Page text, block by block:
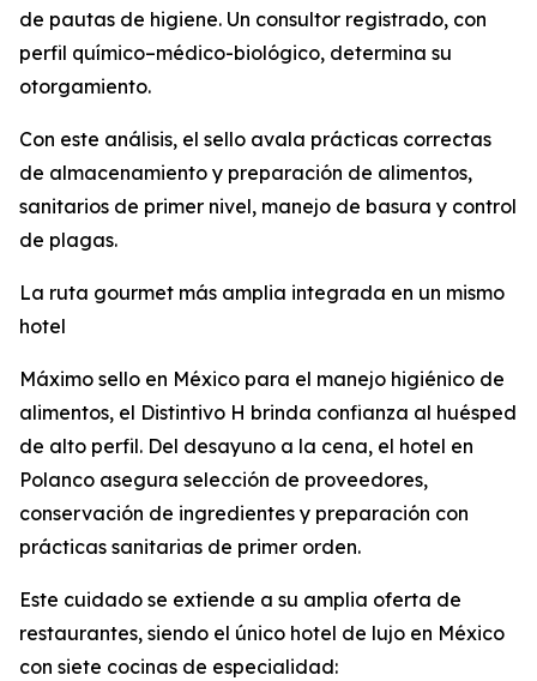
de pautas de higiene. Un consultor registrado, con
perfil químico–médico-biológico, determina su
otorgamiento.
Con este análisis, el sello avala prácticas correctas
de almacenamiento y preparación de alimentos,
sanitarios de primer nivel, manejo de basura y control
de plagas.
La ruta gourmet más amplia integrada en un mismo
hotel
Máximo sello en México para el manejo higiénico de
alimentos, el Distintivo H brinda confianza al huésped
de alto perfil. Del desayuno a la cena, el hotel en
Polanco asegura selección de proveedores,
conservación de ingredientes y preparación con
prácticas sanitarias de primer orden.
Este cuidado se extiende a su amplia oferta de
restaurantes, siendo el único hotel de lujo en México
con siete cocinas de especialidad: